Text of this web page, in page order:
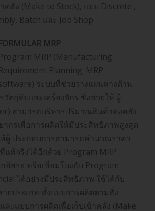
คลัง (Make to Stock), แบบ Discrete ,
Batch และ Job Shop
FORMULAR MRP
Program MRP (Manufacturing
Requirement Planning: MRP
ระบบที่ช่วยวางแผนทางด้าน
วัตถุดิบและเครื่องจักร ซึ่งช่วยให้ ผู้
สามารถบริหารปริมาณสินค้าคงคลัง
ากรเพื่อการผลิตให้มีประสิทธิภาพสูงสุด
ผู้ ประกอบการสามารถคำนวณราคา
แท้จริงได้อีกด้วย Program MRP
อิสระ หรือเชื่อมโยงกับ Program
ได้อย่างมีประสิทธิภาพ ใช้ได้กับ
ยประเภท ทั้งแบบการผลิตตามสั่ง
ละแบบการผลิตเพื่อเก็บเข้าคลัง (Make